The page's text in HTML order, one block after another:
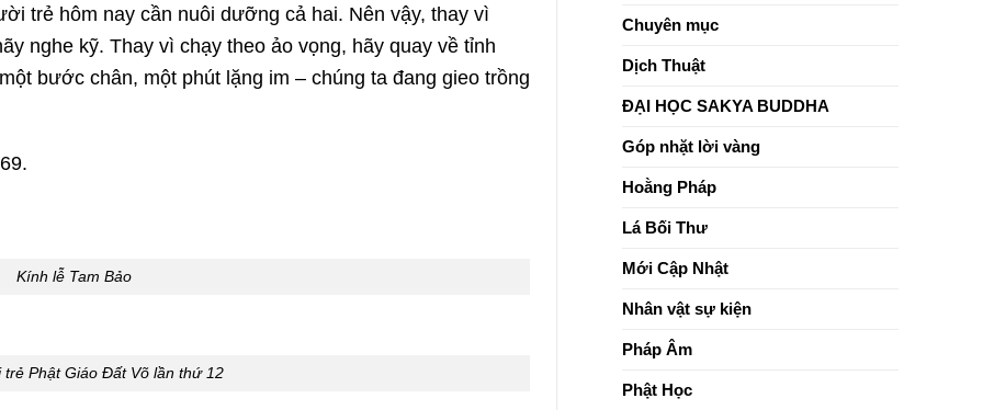
trẻ hôm nay cần nuôi dưỡng cả hai. Nên vậy, thay vì
nghe kỹ. Thay vì chạy theo ảo vọng, hãy quay về tỉnh
bước chân, một phút lặng im – chúng ta đang gieo trồng
Kính lễ Tam Bảo
trẻ Phật Giáo Đất Võ lần thứ 12
tỉnh
Chuyên mục
Dịch Thuật
ĐẠI HỌC SAKYA BUDDHA
Góp nhặt lời vàng
Hoằng Pháp
Lá Bối Thư
Mới Cập Nhật
Nhân vật sự kiện
Pháp Âm
Phật Học